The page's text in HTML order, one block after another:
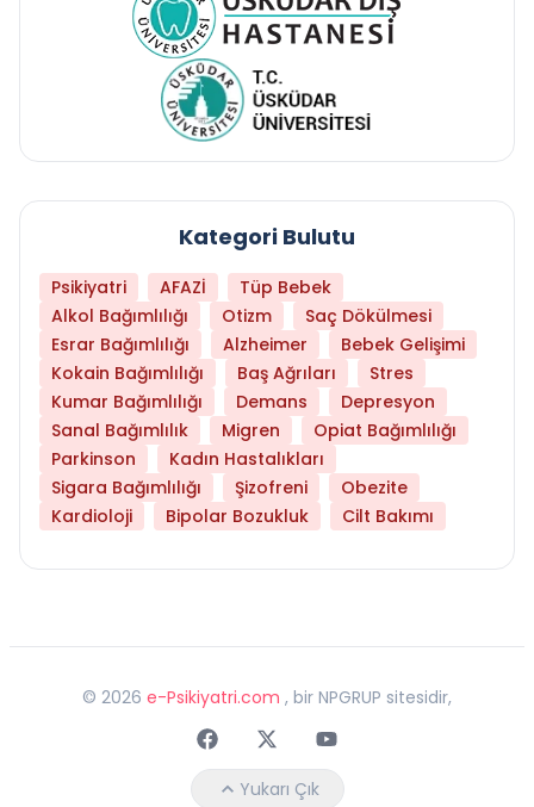
Kategori Bulutu
Psikiyatri AFAZİ
Tüp Bebek
Alkol Bağımlılığı
Otizm
Saç Dökülmesi
Esrar Bağımlılığı
Alzheimer
Bebek Gelişimi
Kokain Bağımlılığı
Baş Ağrıları
Stres
Kumar Bağımlılığı
Demans
Depresyon
Sanal Bağımlılık
Migren
Opiat Bağımlılığı
Parkinson
Kadın Hastalıkları
Sigara Bağımlılığı
Şizofreni
Obezite
Kardioloji
Bipolar Bozukluk Cilt Bakımı
© 2026 e-Psikiyatri.com , bir NPGRUP sitesidir,
FaceebokTwitterYoutube
Yukarı Çık